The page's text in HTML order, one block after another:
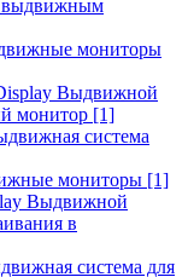
выдвижным
мониторы
Выдвижной
монитор [1]
система
мониторы [1]
Выдвижной
в
система для